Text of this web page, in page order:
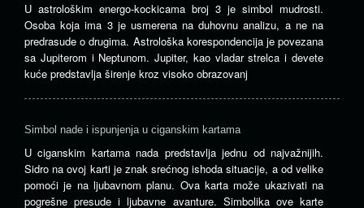
U astrološkim energo-kockicama broj 3 je simbol mudrosti.
Osoba koja ima 3 je usmerena na duhovnu analizu, a ne na
predrasude o drugima. Astrološka korespondencija je povezana
sa Jupiterom i Neptunom. Jupiter, kao vladar strelca i devete
kuće predstavlja širenje kroz visoko obrazovanj
Simbol nade i ispunjenja u ciganskim kartama
U ciganskim kartama nada predstavlja jednu od najvažnijih.
Sidro na ovoj karti je znak srećnog ishoda situacije, a od velike
pomoći je na ljubavnom planu. Ova karta može ukazivati na
pogrešne presude i ljubavne avanture. Simbolika ove karte